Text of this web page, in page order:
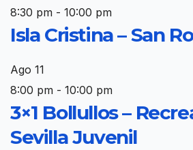
8:30 pm - 10:00 pm
Isla Cristina – San
Ago 11
8:00 pm - 10:00 pm
3×1 Bollullos –
Sevilla Juvenil